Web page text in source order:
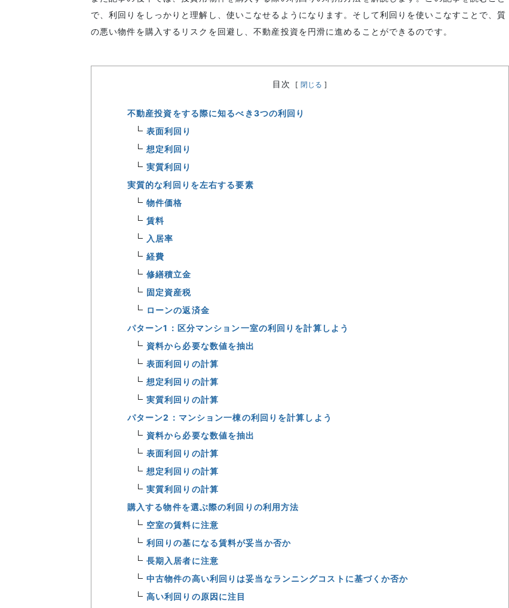
で、利回りをしっかりと理解し、使いこなせるようになります。そして利回りを使いこなすことで、質
の悪い物件を購入するリスクを回避し、不動産投資を円滑に進めることができるのです。
目次 [ 閉じる ]
不動産投資をする際に知るべき3つの利回り
表面利回り
想定利回り
実質利回り
実質的な利回りを左右する要素
物件価格
賃料
入居率
経費
修繕積立金
固定資産税
ローンの返済金
パターン1：区分マンション一室の利回りを計算しよう
資料から必要な数値を抽出
表面利回りの計算
想定利回りの計算
実質利回りの計算
パターン2：マンション一棟の利回りを計算しよう
資料から必要な数値を抽出
表面利回りの計算
想定利回りの計算
実質利回りの計算
購入する物件を選ぶ際の利回りの利用方法
空室の賃料に注意
利回りの基になる賃料が妥当か否か
長期入居者に注意
中古物件の高い利回りは妥当なランニングコストに基づくか否か
高い利回りの原因に注目